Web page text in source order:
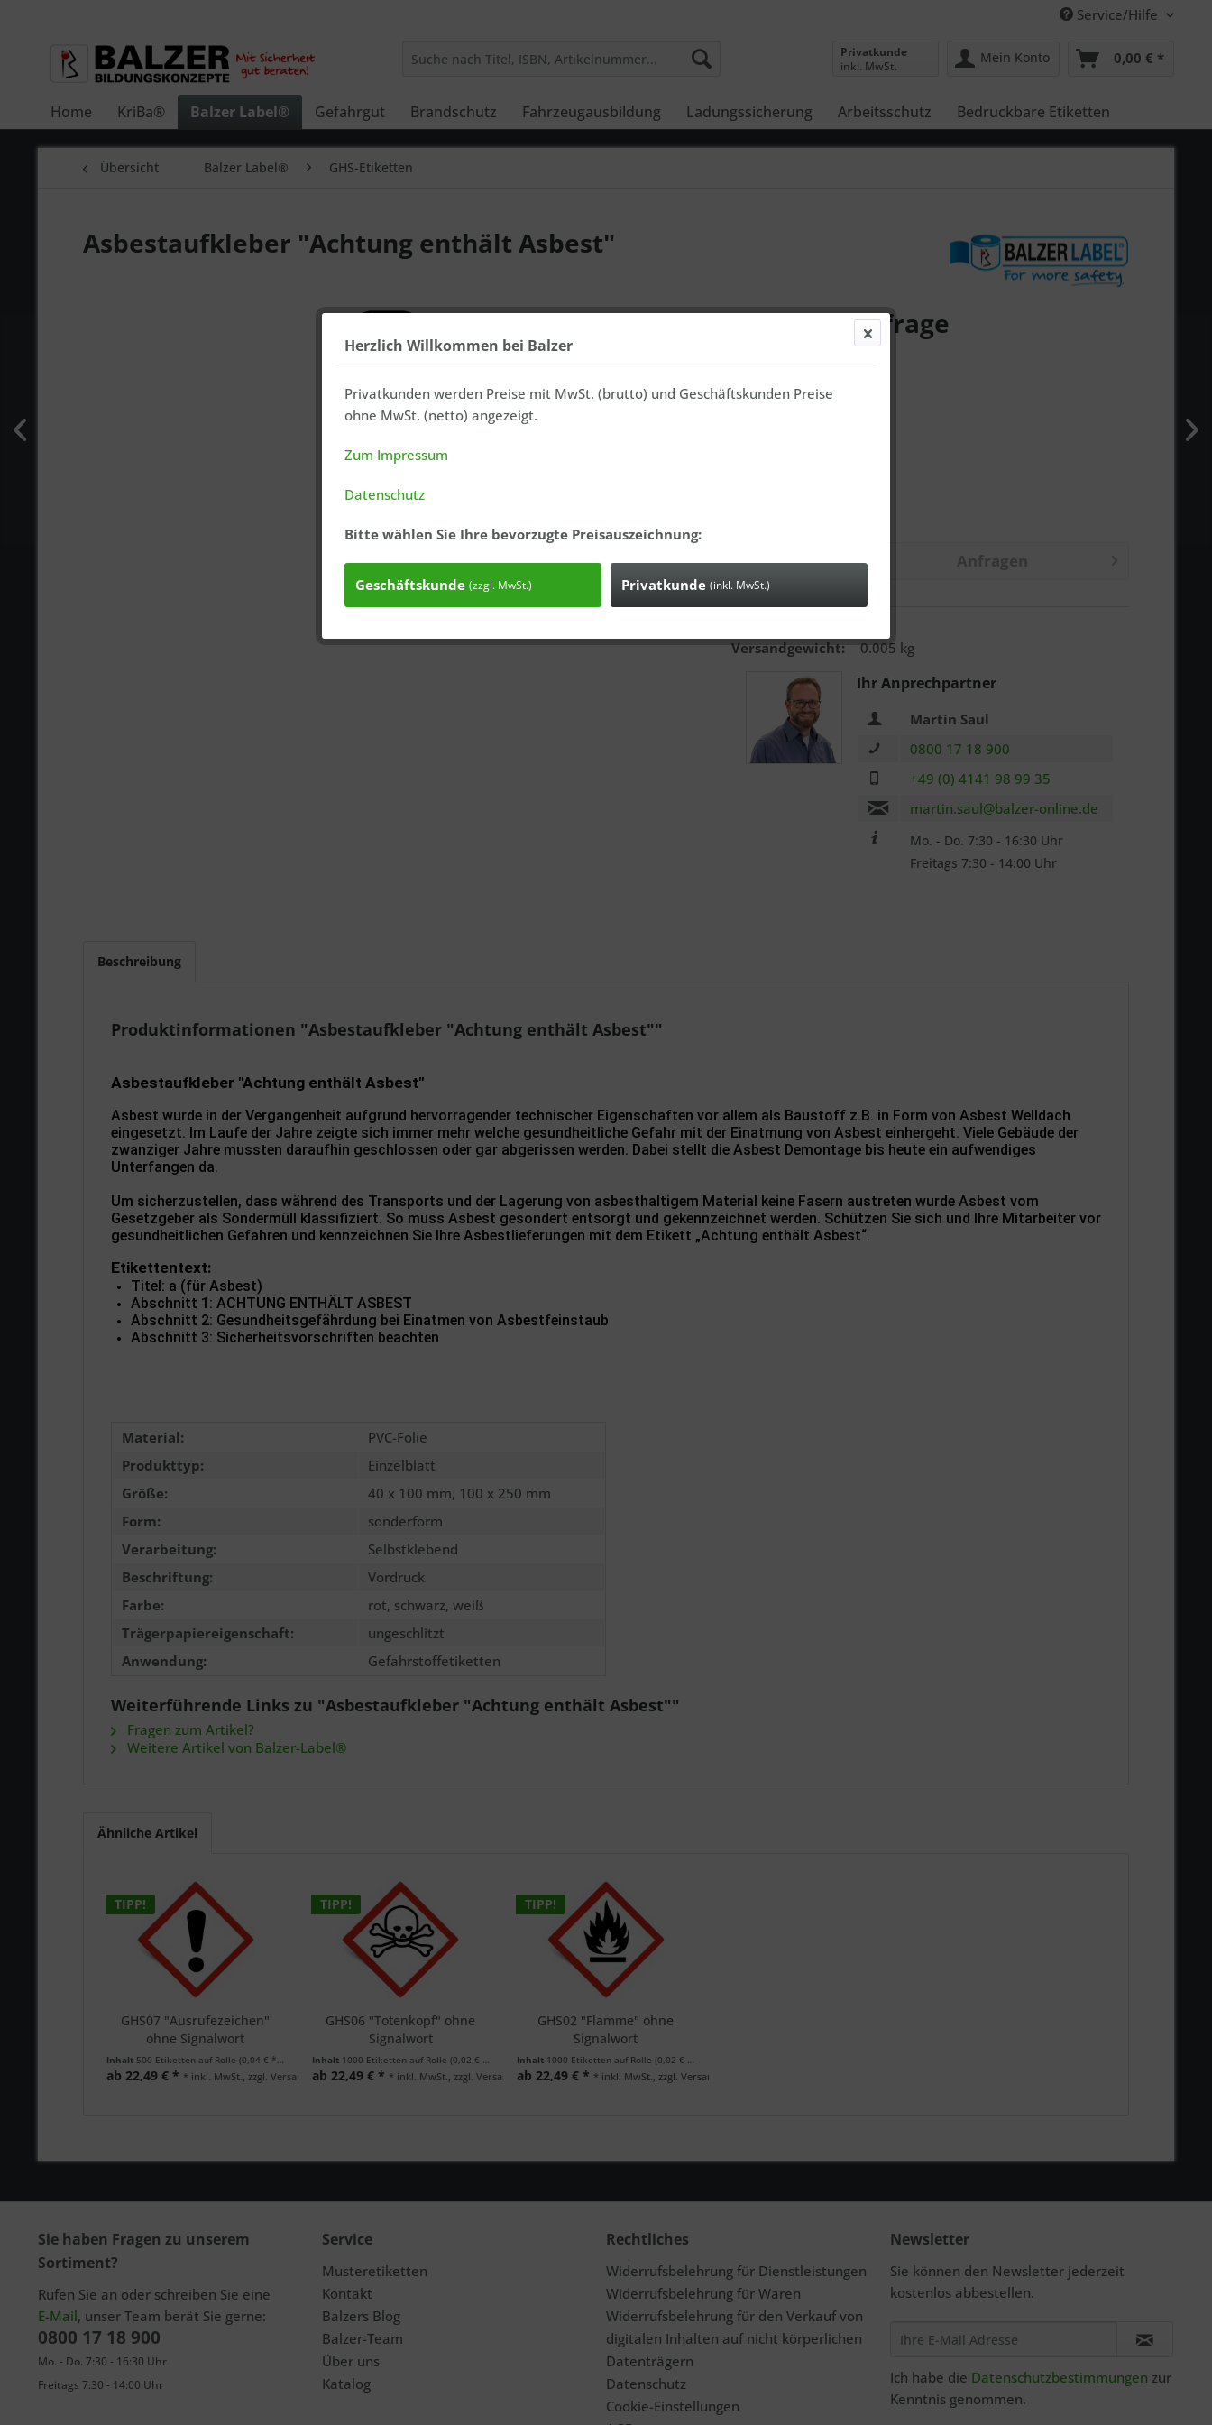
Service/Hilfe
Privatkunde
inkl. MwSt.
Mein Konto 0,00 € *
Home KriBa® Balzer Label® Gefahrgut Brandschutz Fahrzeugausbildung Ladungssicherung Arbeitsschutz Bedruckbare Etiketten
Übersicht Balzer Label® GHS-Etiketten
Asbestaufkleber "Achtung enthält Asbest"
Preis auf Anfrage
PVC
Anfragen
Versandgewicht:
0.005 kg
Ihr Anprechpartner
Martin Saul
0800 17 18 900
+49 (0) 4141 98 99 35
martin.saul@balzer-online.de
Mo. - Do. 7:30 - 16:30 Uhr
Freitags 7:30 - 14:00 Uhr
Beschreibung
Produktinformationen "Asbestaufkleber "Achtung enthält Asbest""
Asbestaufkleber "Achtung enthält Asbest"
Asbest wurde in der Vergangenheit aufgrund hervorragender technischer Eigenschaften vor allem als Baustoff z.B. in Form von Asbest Welldach
eingesetzt. Im Laufe der Jahre zeigte sich immer mehr welche gesundheitliche Gefahr mit der Einatmung von Asbest einhergeht. Viele Gebäude der
zwanziger Jahre mussten daraufhin geschlossen oder gar abgerissen werden. Dabei stellt die Asbest Demontage bis heute ein aufwendiges
Unterfangen da.
Um sicherzustellen, dass während des Transports und der Lagerung von asbesthaltigem Material keine Fasern austreten wurde Asbest vom
Gesetzgeber als Sondermüll klassifiziert. So muss Asbest gesondert entsorgt und gekennzeichnet werden. Schützen Sie sich und Ihre Mitarbeiter vor
gesundheitlichen Gefahren und kennzeichnen Sie Ihre Asbestlieferungen mit dem Etikett „Achtung enthält Asbest“.
Etikettentext:
Titel: a (für Asbest)
Abschnitt 1: ACHTUNG ENTHÄLT ASBEST
Abschnitt 2: Gesundheitsgefährdung bei Einatmen von Asbestfeinstaub
Abschnitt 3: Sicherheitsvorschriften beachten
Material:
PVC-Folie
Produkttyp:
Einzelblatt
Größe:
40 x 100 mm, 100 x 250 mm
Form:
sonderform
Verarbeitung:
Selbstklebend
Beschriftung:
Vordruck
Farbe:
rot, schwarz, weiß
Trägerpapiereigenschaft:
ungeschlitzt
Anwendung:
Gefahrstoffetiketten
Weiterführende Links zu "Asbestaufkleber "Achtung enthält Asbest""
Fragen zum Artikel?
Weitere Artikel von Balzer-Label®
Ähnliche Artikel
TIPP!
GHS07 "Ausrufezeichen"
ohne Signalwort
Inhalt 500 Etiketten auf Rolle (0,04 € * / 1 Etiketten auf Rolle)
ab 22,49 € * * inkl. MwSt., zzgl. Versand
TIPP!
GHS06 "Totenkopf" ohne
Signalwort
Inhalt 1000 Etiketten auf Rolle (0,02 € * / 1 Etiketten auf Rolle)
ab 22,49 € * * inkl. MwSt., zzgl. Versand
TIPP!
GHS02 "Flamme" ohne
Signalwort
Inhalt 1000 Etiketten auf Rolle(0,02 € * / 1 Etiketten auf Rolle)
ab 22,49 € * * inkl. MwSt., zzgl. Versand
Sie haben Fragen zu unserem
Sortiment?
Rufen Sie an oder schreiben Sie eine
E-Mail, unser Team berät Sie gerne:
0800 17 18 900
Mo. - Do. 7:30 - 16:30 Uhr
Freitags 7:30 - 14:00 Uhr
Service
Musteretiketten
Kontakt
Balzers Blog
Balzer-Team
Über uns
Katalog
Rechtliches
Widerrufsbelehrung für Dienstleistungen
Widerrufsbelehrung für Waren
Widerrufsbelehrung für den Verkauf von
digitalen Inhalten auf nicht körperlichen
Datenträgern
Datenschutz
Cookie-Einstellungen
Newsletter
Sie können den Newsletter jederzeit
kostenlos abbestellen.
Ich habe die Datenschutzbestimmungen zur
Kenntnis genommen.
Herzlich Willkommen bei Balzer
Privatkunden werden Preise mit MwSt. (brutto) und Geschäftskunden Preise
ohne MwSt. (netto) angezeigt.
Zum Impressum
Datenschutz
Bitte wählen Sie Ihre bevorzugte Preisauszeichnung:
Geschäftskunde (zzgl. MwSt.) Privatkunde (inkl. MwSt.)